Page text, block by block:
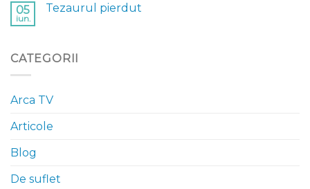
05
iun.
Tezaurul pierdut
CATEGORII
Arca TV
Articole
Blog
De suflet